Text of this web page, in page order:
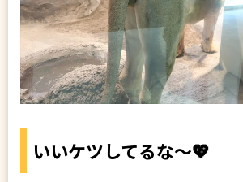
いいケツしてるな～💖